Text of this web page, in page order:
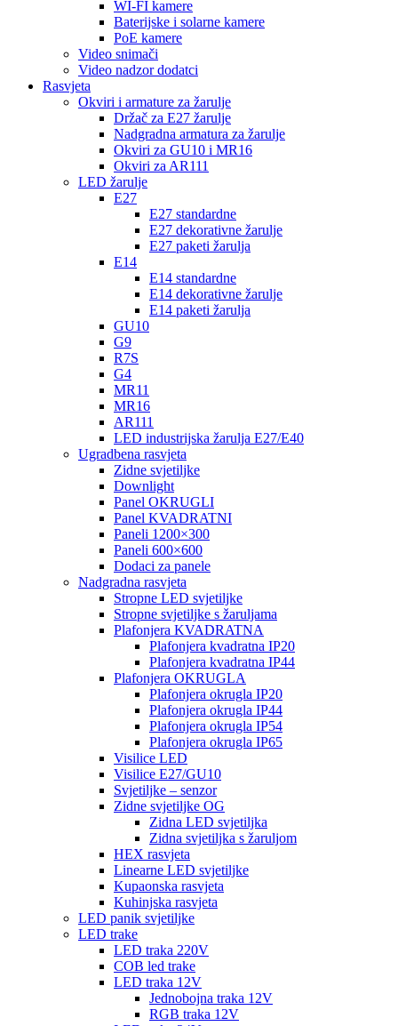
WI-FI kamere
Baterijske i solarne kamere
PoE kamere
Video snimači
Video nadzor dodatci
Rasvjeta
Okviri i armature za žarulje
Držač za E27 žarulje
Nadgradna armatura za žarulje
Okviri za GU10 i MR16
Okviri za AR111
LED žarulje
E27
E27 standardne
E27 dekorativne žarulje
E27 paketi žarulja
E14
E14 standardne
E14 dekorativne žarulje
E14 paketi žarulja
GU10
G9
R7S
G4
MR11
MR16
AR111
LED industrijska žarulja E27/E40
Ugradbena rasvjeta
Zidne svjetiljke
Downlight
Panel OKRUGLI
Panel KVADRATNI
Paneli 1200×300
Paneli 600×600
Dodaci za panele
Nadgradna rasvjeta
Stropne LED svjetiljke
Stropne svjetiljke s žaruljama
Plafonjera KVADRATNA
Plafonjera kvadratna IP20
Plafonjera kvadratna IP44
Plafonjera OKRUGLA
Plafonjera okrugla IP20
Plafonjera okrugla IP44
Plafonjera okrugla IP54
Plafonjera okrugla IP65
Visilice LED
Visilice E27/GU10
Svjetiljke – senzor
Zidne svjetiljke OG
Zidna LED svjetiljka
Zidna svjetiljka s žaruljom
HEX rasvjeta
Linearne LED svjetiljke
Kupaonska rasvjeta
Kuhinjska rasvjeta
LED panik svjetiljke
LED trake
LED traka 220V
COB led trake
LED traka 12V
Jednobojna traka 12V
RGB traka 12V